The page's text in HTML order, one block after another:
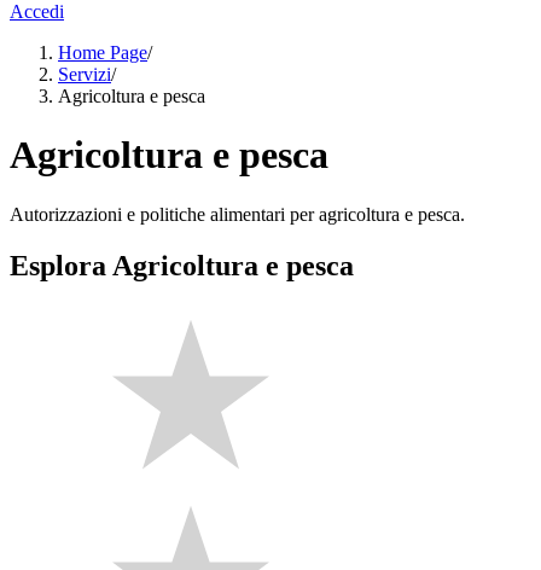
Accedi
Home Page/
Servizi/
Agricoltura e pesca
Agricoltura e pesca
Autorizzazioni e politiche alimentari per agricoltura e pesca.
Esplora Agricoltura e pesca